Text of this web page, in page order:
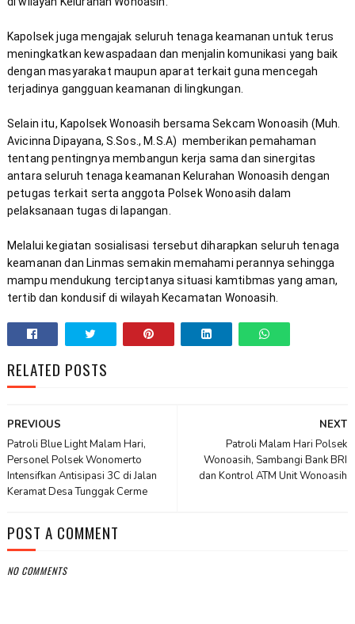
Kapolsek juga mengajak seluruh tenaga keamanan untuk terus
meningkatkan kewaspadaan dan menjalin komunikasi yang baik
dengan masyarakat maupun aparat terkait guna mencegah
Selain itu, Kapolsek Wonoasih bersama Sekcam Wonoasih (Muh.
Avicinna Dipayana, S.Sos., M.S.A)  memberikan pemahaman
tentang pentingnya membangun kerja sama dan sinergitas
antara seluruh tenaga keamanan Kelurahan Wonoasih dengan
petugas terkait serta anggota Polsek Wonoasih dalam
Melalui kegiatan sosialisasi tersebut diharapkan seluruh tenaga
keamanan dan Linmas semakin memahami perannya sehingga
mampu mendukung terciptanya situasi kamtibmas yang aman,
tertib dan kondusif di wilayah Kecamatan Wonoasih.
RELATED POSTS
NEXT
Patroli Malam Hari Polsek
Wonoasih, Sambangi Bank BRI
dan Kontrol ATM Unit Wonoasih
PREVIOUS
Patroli Blue Light Malam Hari,
Personel Polsek Wonomerto
Intensifkan Antisipasi 3C di Jalan
Keramat Desa Tunggak Cerme
POST A COMMENT
NO COMMENTS